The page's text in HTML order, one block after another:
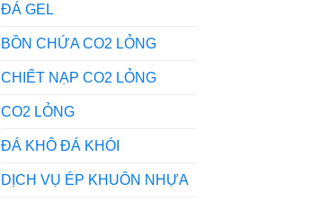
ĐÁ GEL
BỒN CHỨA CO2 LỎNG
CHIẾT NẠP CO2 LỎNG
CO2 LỎNG
ĐÁ KHÔ ĐÁ KHÓI
DỊCH VỤ ÉP KHUÔN NHỰA